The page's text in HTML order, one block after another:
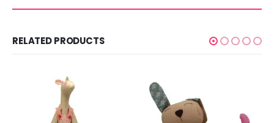
RELATED PRODUCTS